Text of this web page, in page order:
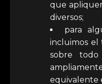
que
diversos;
para
incluimos el
sobre
equivalente